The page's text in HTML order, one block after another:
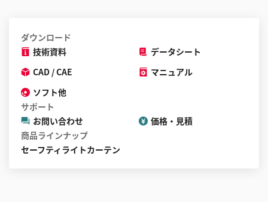
ダウンロード
技術資料
データシート
CAD / CAE
マニュアル
ソフト他
サポート
お問い合わせ
価格・見積
商品ラインナップ
セーフティライトカーテン